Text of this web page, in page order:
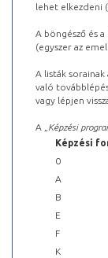
lehet elkezdeni
A böngésző és
(egyszer az
A listák
való
vagy lépjen
A „ Képzési
Képzési
0
A
B
E
F
K